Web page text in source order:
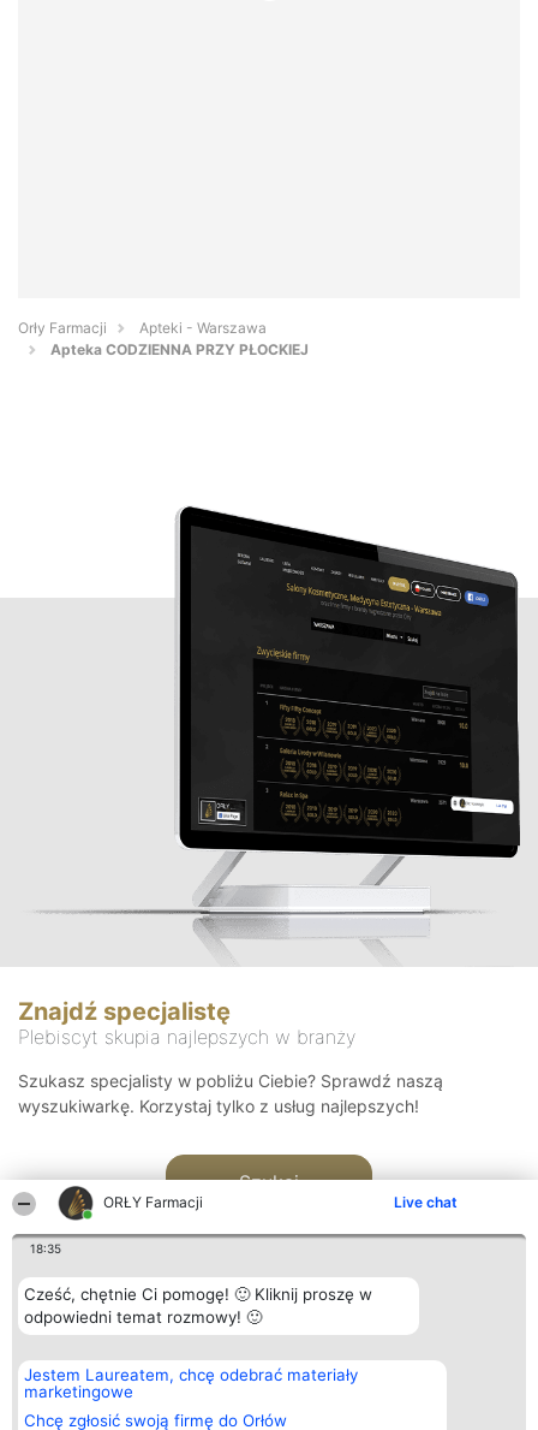
ORŁY Farmacji Live chat
18:35
Cześć, chętnie Ci pomogę! 🙂 Kliknij proszę w
odpowiedni temat rozmowy! 🙂
Jestem Laureatem, chcę odebrać materiały
marketingowe
Chcę zgłosić swoją firmę do Orłów
Orły Farmacji
Apteki - Warszawa
Apteka CODZIENNA PRZY PŁOCKIEJ
Znajdź specjalistę
Plebiscyt skupia najlepszych w branży
Szukasz specjalisty w pobliżu Ciebie? Sprawdź naszą
wyszukiwarkę. Korzystaj tylko z usług najlepszych!
Szukaj
Organizator plebiscytu
Bright Side Solutions sp. z o.
o. sp. k.
ul. Ruska 22
Plebiscyt
Laureaci
wszystkich
Kontakt
Kontakt